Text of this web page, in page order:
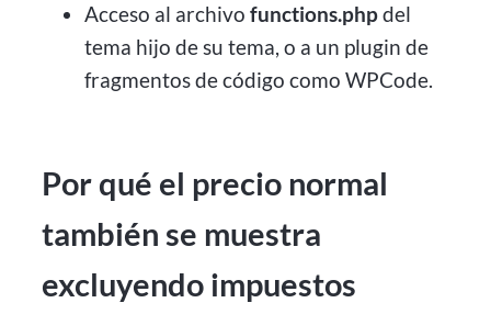
Acceso al archivo functions.phpdel
tema hijo de su tema, o a un plugin de
fragmentos de código como WPCode.
Por qué el precio normal
también se muestra
excluyendo impuestos